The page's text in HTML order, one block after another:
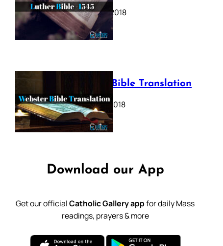
October 17, 2018
Webster Bible Translation
October 11, 2018
Download our App
Get our officialCatholic Gallery appfor daily Mass
readings, prayers & more